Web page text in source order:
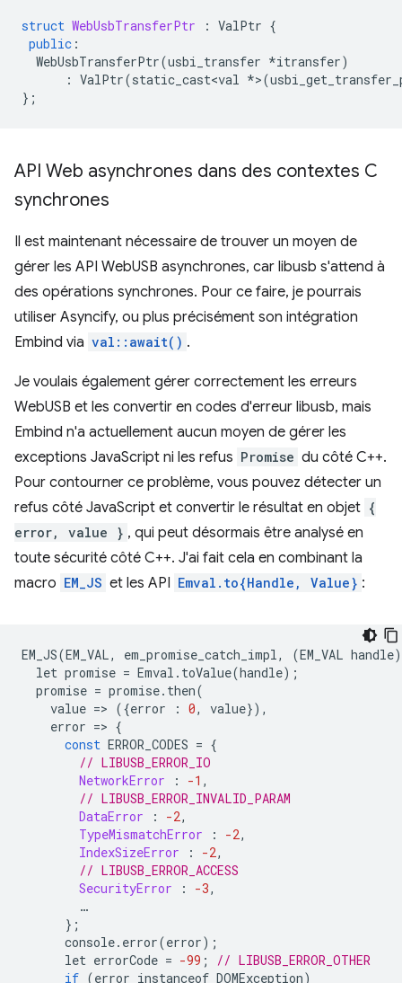
struct WebUsbTransferPtr : ValPtr {
public :
WebUsbTransferPtr(usbi_transfer *itransfer)
: ValPtr(static_cast<val *>(
};
API Web asynchrones dans des contextes C
synchrones
Il est maintenant nécessaire de trouver un moyen de
gérer les API WebUSB asynchrones, car libusb s'attend à
des opérations synchrones. Pour ce faire, je pourrais
utiliser Asyncify, ou plus précisément son intégration
Embind via val::await() .
Je voulais également gérer correctement les erreurs
WebUSB et les convertir en codes d'erreur libusb, mais
Embind n'a actuellement aucun moyen de gérer les
exceptions JavaScript ni les refus Promise du côté C++.
Pour contourner ce problème, vous pouvez détecter un
refus côté JavaScript et convertir le résultat en objet {
error, value } , qui peut désormais être analysé en
toute sécurité côté C++. J'ai fait cela en combinant la
macro EM_JS et les API Emval.to{Handle, Value} :
EM_JS(EM_VAL, em_promise_catch_impl, (EM_VAL handle
let promise = Emval . toValue(handle);
promise = promise. then(
value => ({error : 0, value}),
error => {
const ERROR_CODES = {
// LIBUSB_ERROR_IO
NetworkError
: -1 ,
// LIBUSB_ERROR_INVALID_PARAM
DataError
: -2,
TypeMismatchError
: -2,
IndexSizeError
: -2,
// LIBUSB_ERROR_ACCESS
SecurityError
: -3,
…
};
console. error(error);
let errorCode = -99 ;
// LIBUSB_ERROR_OTHER
if (error instanceof DOMException)